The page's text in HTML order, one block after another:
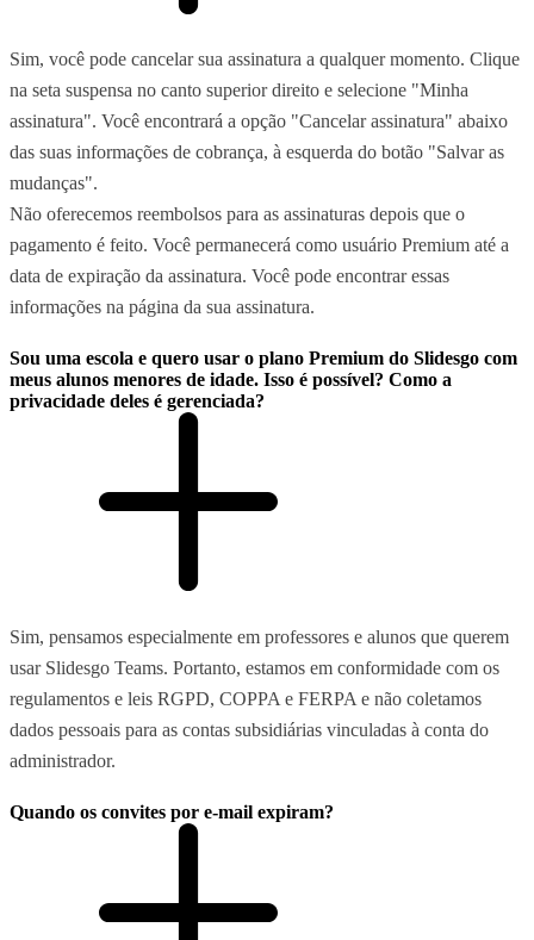
Sim, você pode cancelar sua assinatura a qualquer momento. Clique
na seta suspensa no canto superior direito e selecione "Minha
assinatura". Você encontrará a opção "Cancelar assinatura" abaixo
das suas informações de cobrança, à esquerda do botão "Salvar as
mudanças".
Não oferecemos reembolsos para as assinaturas depois que o
pagamento é feito. Você permanecerá como usuário Premium até a
data de expiração da assinatura. Você pode encontrar essas
informações na página da sua assinatura.
Sou uma escola e quero usar o plano Premium do Slidesgo com
meus alunos menores de idade. Isso é possível? Como a
privacidade deles é gerenciada?
Sim, pensamos especialmente em professores e alunos que querem
usar Slidesgo Teams. Portanto, estamos em conformidade com os
regulamentos e leis RGPD, COPPA e FERPA e não coletamos
dados pessoais para as contas subsidiárias vinculadas à conta do
administrador.
Quando os convites por e-mail expiram?